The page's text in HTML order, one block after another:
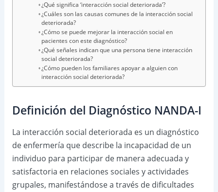
¿Qué significa ‘interacción social deteriorada’?
¿Cuáles son las causas comunes de la interacción social
deteriorada?
¿Cómo se puede mejorar la interacción social en
pacientes con este diagnóstico?
¿Qué señales indican que una persona tiene interacción
social deteriorada?
¿Cómo pueden los familiares apoyar a alguien con
interacción social deteriorada?
Definición del Diagnóstico NANDA-I
La interacción social deteriorada es un diagnóstico
de enfermería que describe la incapacidad de un
individuo para participar de manera adecuada y
satisfactoria en relaciones sociales y actividades
grupales, manifestándose a través de dificultades